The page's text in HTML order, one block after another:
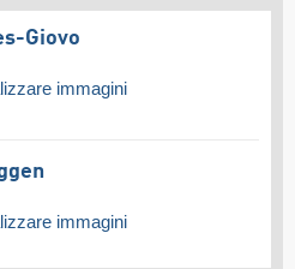
Giovo
immagini
immagini